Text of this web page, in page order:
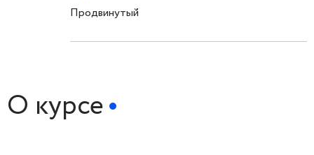
Продвинутый
О курсе